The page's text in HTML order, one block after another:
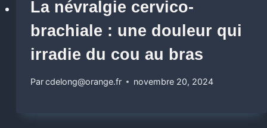
La névralgie cervico-
brachiale : une douleur qui
irradie du cou au bras
Parcdelong@orange.fr novembre 20, 2024